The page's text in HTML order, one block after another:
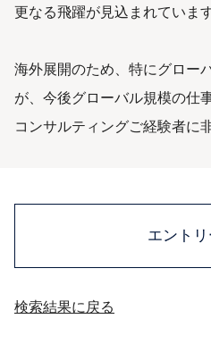
更なる飛躍が見込まれています
海外展開のため、特にグロー
が、今後グローバル規模の仕
コンサルティングご経験者に
エント
検索結果に戻る